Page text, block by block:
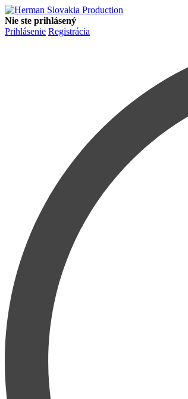
Nie ste prihlásený
Prihlásenie Registrácia